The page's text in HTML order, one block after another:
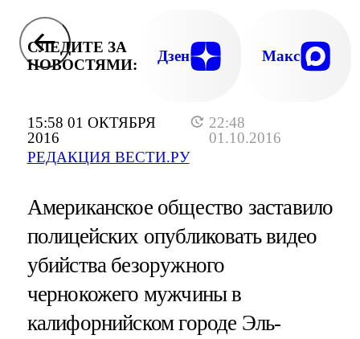
15:58 01 ОКТЯБРЯ
2016
22:48
01.10.2016
РЕДАКЦИЯ ВЕСТИ.РУ
СЛЕДИТЕ ЗА
НОВОСТЯМИ:
Дзен Макс
Американское общество заставило
полицейских опубликовать видео
убийства безоружного
чернокожего мужчины в
калифорнийском городе Эль-